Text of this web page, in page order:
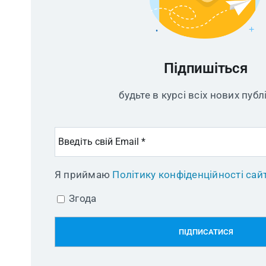
Підпишіться
будьте в курсі всіх нових
Я приймаю Політику конфіденційності
Згода